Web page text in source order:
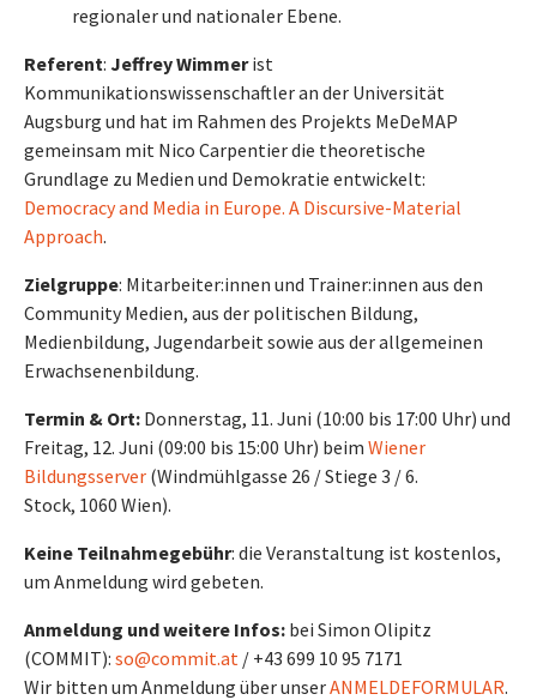
regionaler und nationaler Ebene.
Referent: Jeffrey Wimmerist
Kommunikationswissenschaftler an der Universität
Augsburg und hat im Rahmen des Projekts MeDeMAP
gemeinsam mit Nico Carpentier die theoretische
Grundlage zu Medien und Demokratie entwickelt:
Democracy and Media in Europe. A Discursive-Material
Approach.
Zielgruppe: Mitarbeiter:innen und Trainer:innen aus den
Community Medien, aus der politischen Bildung,
Medienbildung, Jugendarbeit sowie aus der allgemeinen
Erwachsenenbildung.
Termin & Ort: Donnerstag, 11. Juni (10:00 bis 17:00 Uhr) und
Freitag, 12. Juni (09:00 bis 15:00 Uhr) beim Wiener
Bildungsserver (Windmühlgasse 26 / Stiege 3 / 6.
Stock, 1060 Wien).
Keine Teilnahmegebühr: die Veranstaltung ist kostenlos,
um Anmeldung wird gebeten.
Anmeldung und weitere Infos: bei Simon Olipitz
(COMMIT): so@commit.at / +43 699 10 95 7171
Wir bitten um Anmeldung über unserANMELDEFORMULAR.